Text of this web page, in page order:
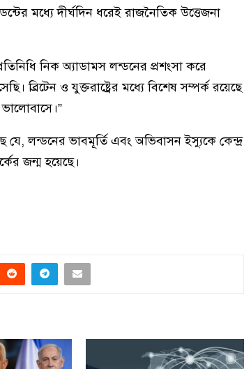
মধ্যে দীর্ঘদিন ধরেই রাজনৈতিক উত্তেজনা
নিক অ্যাডামস লন্ডনের প্রশংসা করে
ব্রিটেন ও যুক্তরাষ্ট্রের মধ্যে বিশেষ সম্পর্ক রয়েছে
যে, লন্ডনের ভাবমূর্তি এবং অভিবাসন ইস্যুকে কেন্দ্র
জন্ম হয়েছে।